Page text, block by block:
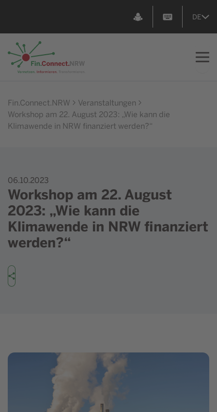
DE
Fin.Connect.NRW
Veranstaltungen
Workshop am 22. August 2023: „Wie kann die
Klimawende in NRW finanziert werden?“
06.10.2023
Workshop am 22. August
2023: „Wie kann die
Klimawende in NRW finanziert
werden?“
Teilen
Bild in Lightbox zeigen